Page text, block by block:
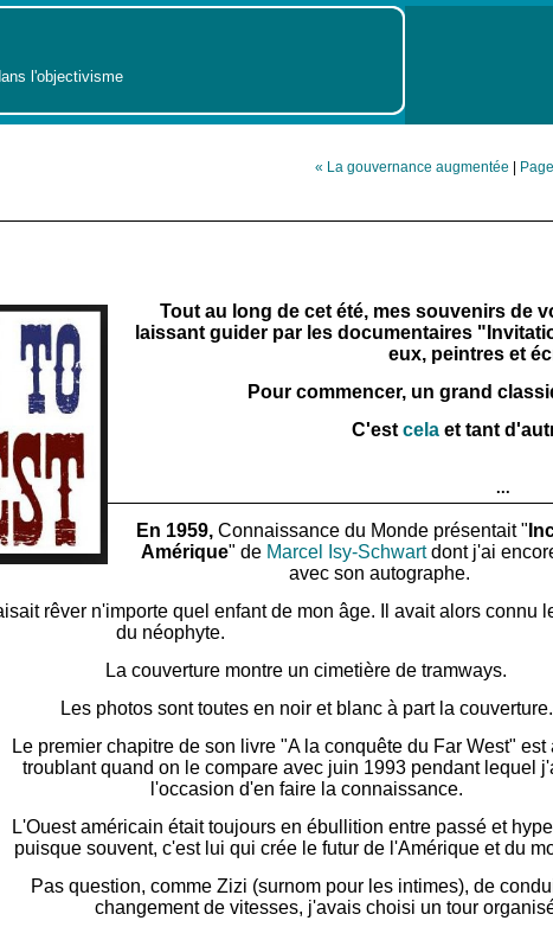
l'objectivisme
« La gouvernance augmentée |
Tout au long de cet été, mes souvenirs de
laissant guider par les documentaires
eux, peintres et
Pour commencer, un grand
C'est cela et tant
...
En 1959,Connaissance du Monde présentait "
Amérique" de Marcel Isy-Schwartdont j'ai
avec son autographe.
rêver n'importe quel enfant de mon âge. Il avait alors connu
du néophyte.
La couverture montre un cimetière de tramways.
Les photos sont toutes en noir et blanc à part la couverture.
Le premier chapitre de son livre "A la conquête du Far West" est
troublant quand on le compare avec juin 1993 pendant lequel
l'occasion d'en faire la connaissance.
L'Ouest américain était toujours en ébullition entre passé et
puisque souvent, c'est lui qui crée le futur de l'Amérique et du
Pas question, comme Zizi (surnom pour les intimes), de
changement de vitesses, j'avais choisi un tour